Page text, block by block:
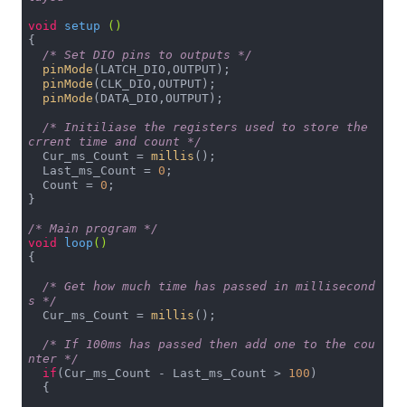
void setup
()
{
/* Set DIO pins to outputs */
pinMode (LATCH_DIO,OUTPUT);
pinMode (CLK_DIO,OUTPUT);
pinMode (DATA_DIO,OUTPUT);
/* Initiliase the registers used to store the
crrent time and count */
  Cur_ms_Count =
millis ();
  Last_ms_Count =
0 ;
  Count =
0 ;
}
/* Main program */
void
loop ()
{
/* Get how much time has passed in millisecond
s */
  Cur_ms_Count =
millis ();
/* If 100ms has passed then add one to the cou
nter */
if (Cur_ms_Count - Last_ms_Count > 100 )